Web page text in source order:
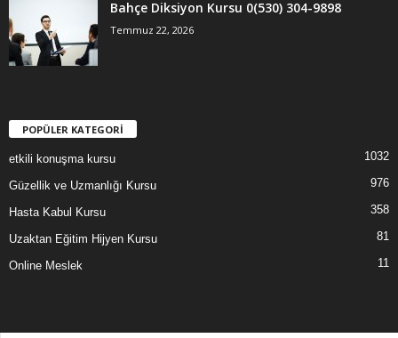
Bahçe Diksiyon Kursu 0(530) 304-9898
Temmuz 22, 2026
POPÜLER KATEGORİ
etkili konuşma kursu 1032
Güzellik ve Uzmanlığı Kursu 976
Hasta Kabul Kursu 358
Uzaktan Eğitim Hijyen Kursu 81
Online Meslek 11